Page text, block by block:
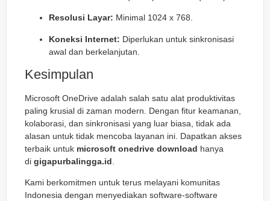
Resolusi Layar: Minimal 1024 x 768.
Koneksi Internet: Diperlukan untuk sinkronisasi
awal dan berkelanjutan.
Kesimpulan
Microsoft OneDrive adalah salah satu alat produktivitas
paling krusial di zaman modern. Dengan fitur keamanan,
kolaborasi, dan sinkronisasi yang luar biasa, tidak ada
alasan untuk tidak mencoba layanan ini. Dapatkan akses
terbaik untuk microsoft onedrive download hanya
di gigapurbalingga.id
Kami berkomitmen untuk terus melayani komunitas
Indonesia dengan menyediakan software-software